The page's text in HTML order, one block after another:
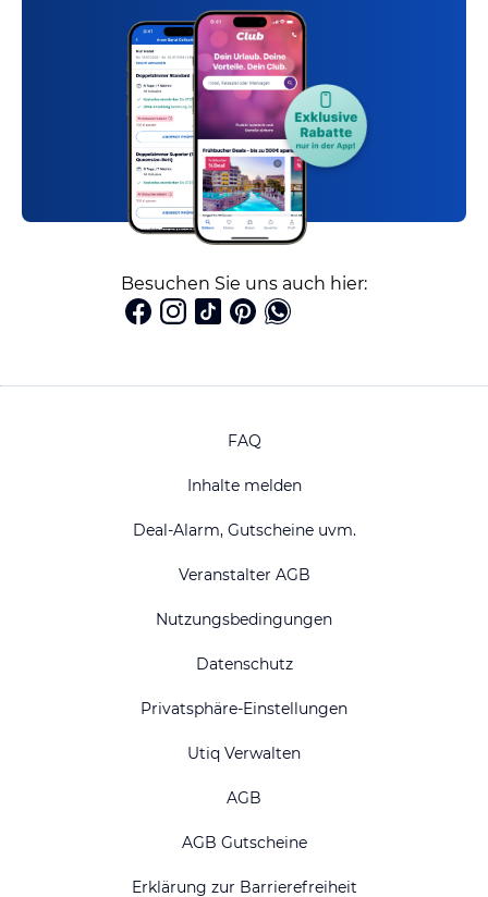
Besuchen Sie uns auch hier:
FAQ
Inhalte melden
Deal-Alarm, Gutscheine uvm.
Veranstalter AGB
Nutzungsbedingungen
Datenschutz
Privatsphäre-Einstellungen
Utiq Verwalten
AGB
AGB Gutscheine
Erklärung zur Barrierefreiheit